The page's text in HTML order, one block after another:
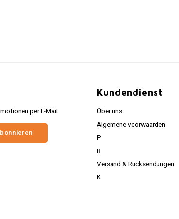
per E-Mail
Kundendienst
Über uns
Algemene voorwaarden
P
B
Versand & Rücksendungen
K